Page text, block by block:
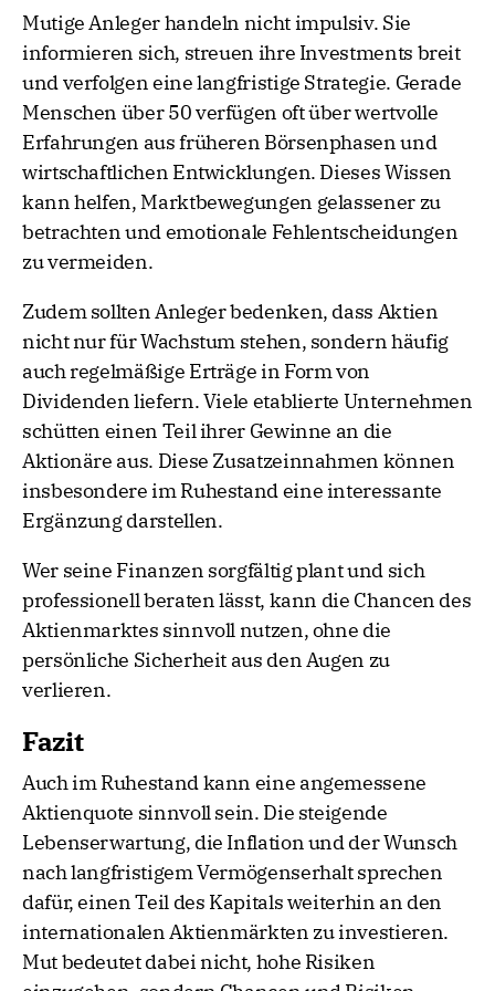
Mutige Anleger handeln nicht impulsiv. Sie
informieren sich, streuen ihre Investments breit
und verfolgen eine langfristige Strategie. Gerade
Menschen über 50 verfügen oft über wertvolle
Erfahrungen aus früheren Börsenphasen und
wirtschaftlichen Entwicklungen. Dieses Wissen
kann helfen, Marktbewegungen gelassener zu
betrachten und emotionale Fehlentscheidungen
zu vermeiden.
Zudem sollten Anleger bedenken, dass Aktien
nicht nur für Wachstum stehen, sondern häufig
auch regelmäßige Erträge in Form von
Dividenden liefern. Viele etablierte Unternehmen
schütten einen Teil ihrer Gewinne an die
Aktionäre aus. Diese Zusatzeinnahmen können
insbesondere im Ruhestand eine interessante
Ergänzung darstellen.
Wer seine Finanzen sorgfältig plant und sich
professionell beraten lässt, kann die Chancen des
Aktienmarktes sinnvoll nutzen, ohne die
persönliche Sicherheit aus den Augen zu
verlieren.
Fazit
Auch im Ruhestand kann eine angemessene
Aktienquote sinnvoll sein. Die steigende
Lebenserwartung, die Inflation und der Wunsch
nach langfristigem Vermögenserhalt sprechen
dafür, einen Teil des Kapitals weiterhin an den
internationalen Aktienmärkten zu investieren.
Mut bedeutet dabei nicht, hohe Risiken